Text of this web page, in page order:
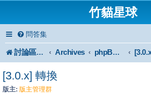
竹貓星球
問答集
討論區首頁 Archives phpBB 3.0.x Forum Archive
[3.0.x] 轉換
版主: 版主管理群